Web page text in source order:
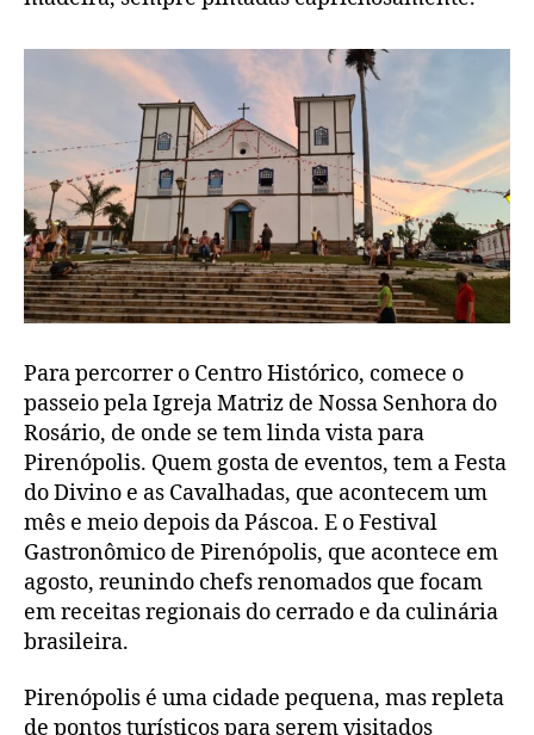
Para percorrer o Centro Histórico, comece o
passeio pela Igreja Matriz de Nossa Senhora do
Rosário, de onde se tem linda vista para
Pirenópolis. Quem gosta de eventos, tem a Festa
do Divino e as Cavalhadas, que acontecem um
mês e meio depois da Páscoa. E o Festival
Gastronômico de Pirenópolis, que acontece em
agosto, reunindo chefs renomados que focam
em receitas regionais do cerrado e da culinária
brasileira.
Pirenópolis é uma cidade pequena, mas repleta
de pontos turísticos para serem visitados